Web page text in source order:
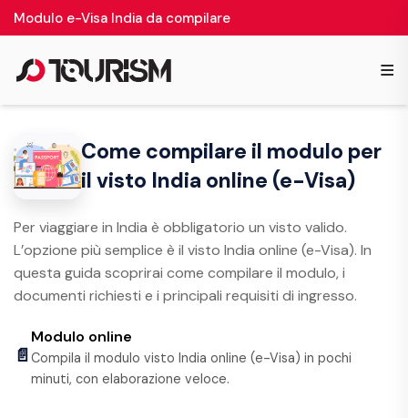
Modulo e-Visa India da compilare
≡
Come compilare il modulo per
il visto India online (e-Visa)
Per viaggiare in India è obbligatorio un visto valido.
L’opzione più semplice è il visto India online (e-Visa). In
questa guida scoprirai come compilare il modulo, i
documenti richiesti e i principali requisiti di ingresso.
📄
Modulo online
Compila il modulo visto India online (e-Visa) in pochi
minuti, con elaborazione veloce.